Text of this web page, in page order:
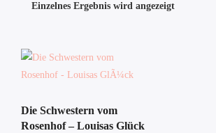
Einzelnes Ergebnis wird angezeigt
Die Schwestern vom
Rosenhof – Louisas Glück